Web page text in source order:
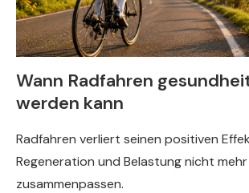
Wann Radfahren
werden kann
Radfahren verliert seinen positiven
Regeneration und Belastung nicht mehr
zusammenpassen.